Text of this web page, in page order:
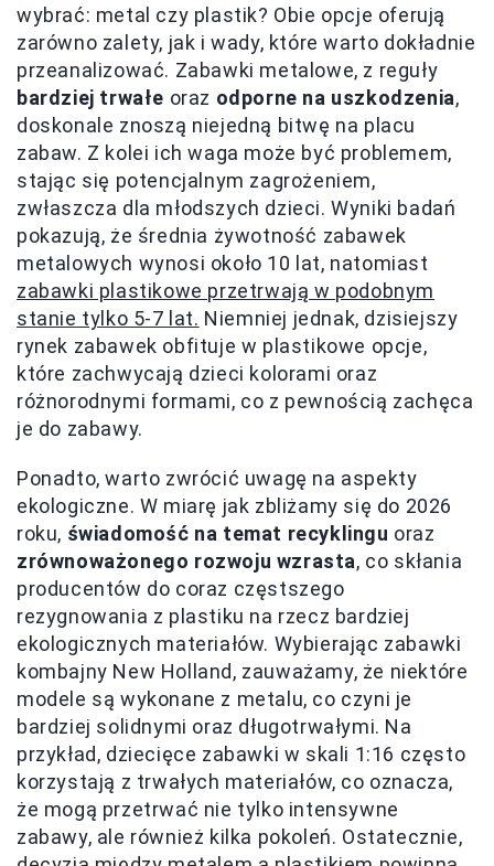
wybrać: metal czy plastik? Obie opcje oferują
zarówno zalety, jak i wady, które warto dokładnie
przeanalizować. Zabawki metalowe, z reguły
bardziej trwałe oraz odporne na uszkodzenia,
doskonale znoszą niejedną bitwę na placu
zabaw. Z kolei ich waga może być problemem,
stając się potencjalnym zagrożeniem,
zwłaszcza dla młodszych dzieci. Wyniki badań
pokazują, że średnia żywotność zabawek
metalowych wynosi około 10 lat, natomiast
zabawki plastikowe przetrwają w podobnym
stanie tylko 5-7 lat. Niemniej jednak, dzisiejszy
rynek zabawek obfituje w plastikowe opcje,
które zachwycają dzieci kolorami oraz
różnorodnymi formami, co z pewnością zachęca
je do zabawy.
Ponadto, warto zwrócić uwagę na aspekty
ekologiczne. W miarę jak zbliżamy się do 2026
roku, świadomość na temat recyklingu oraz
zrównoważonego rozwoju wzrasta, co skłania
producentów do coraz częstszego
rezygnowania z plastiku na rzecz bardziej
ekologicznych materiałów. Wybierając zabawki
kombajny New Holland, zauważamy, że niektóre
modele są wykonane z metalu, co czyni je
bardziej solidnymi oraz długotrwałymi. Na
przykład, dziecięce zabawki w skali 1:16 często
korzystają z trwałych materiałów, co oznacza,
że mogą przetrwać nie tylko intensywne
zabawy, ale również kilka pokoleń. Ostatecznie,